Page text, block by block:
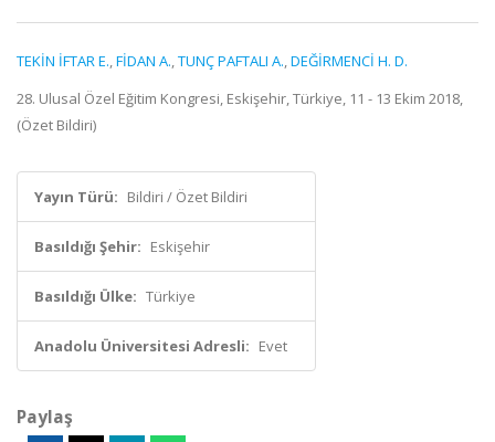
TEKİN İFTAR E.,FİDAN A.,TUNÇ PAFTALI A.,DEĞİRMENCİ H. D.
28. Ulusal Özel Eğitim Kongresi, Eskişehir, Türkiye, 11 - 13 Ekim 2018,
(Özet Bildiri)
Yayın Türü: Bildiri / Özet Bildiri
Basıldığı Şehir: Eskişehir
Basıldığı Ülke: Türkiye
Anadolu Üniversitesi Adresli: Evet
Paylaş